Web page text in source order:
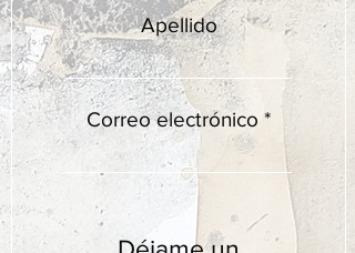
Apellido
Correo electrónico